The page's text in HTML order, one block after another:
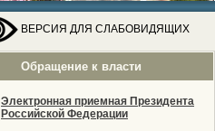
ВЕРСИЯ ДЛЯ СЛАБОВИДЯЩИХ
Обращение к власти
Электронная приемная Президента
Российской Федерации